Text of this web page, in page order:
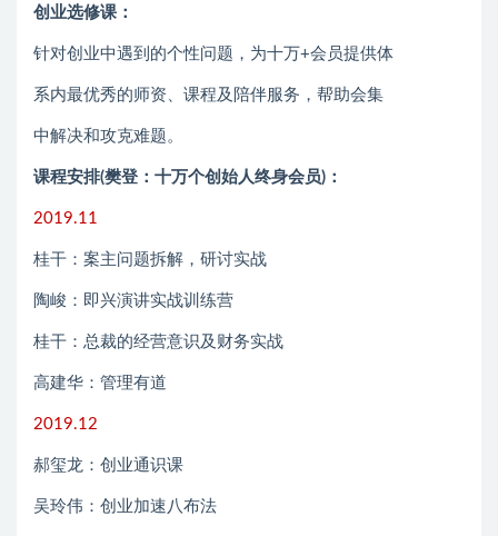
创业选修课：
针对创业中遇到的个性问题，为十万+会员提供体
系内最优秀的师资、课程及陪伴服务，帮助会集
中解决和攻克难题。
课程安排(樊登：十万个创始人终身会员)：
2019.11
桂干：案主问题拆解，研讨实战
陶峻：即兴演讲实战训练营
桂干：总裁的经营意识及财务实战
高建华：管理有道
2019.12
郝玺龙：创业通识课
吴玲伟：创业加速八布法